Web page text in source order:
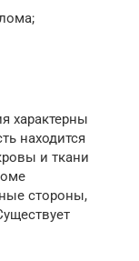
характерны
находится
и ткани
стороны,